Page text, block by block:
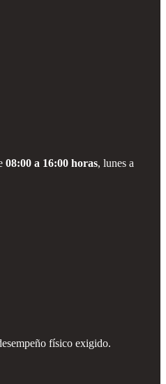
08:00 a 16:00 horas, lunes a
físico exigido.